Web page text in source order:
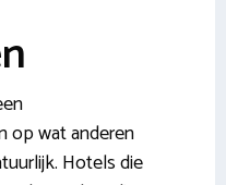
op wat anderen
Hotels die